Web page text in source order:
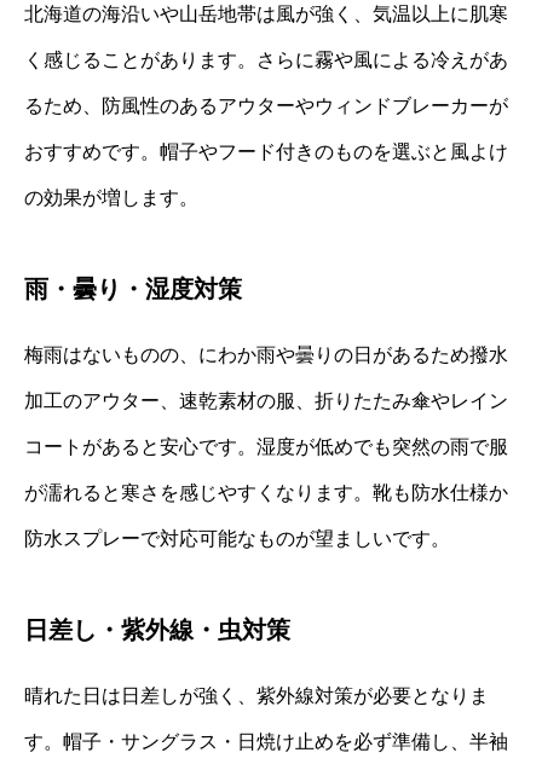
北海道の海沿いや山岳地帯は風が強く、気温以上に肌寒
く感じることがあります。さらに霧や風による冷えがあ
るため、防風性のあるアウターやウィンドブレーカーが
おすすめです。帽子やフード付きのものを選ぶと風よけ
の効果が増します。
雨・曇り・湿度対策
梅雨はないものの、にわか雨や曇りの日があるため撥水
加工のアウター、速乾素材の服、折りたたみ傘やレイン
コートがあると安心です。湿度が低めでも突然の雨で服
が濡れると寒さを感じやすくなります。靴も防水仕様か
防水スプレーで対応可能なものが望ましいです。
日差し・紫外線・虫対策
晴れた日は日差しが強く、紫外線対策が必要となりま
す。帽子・サングラス・日焼け止めを必ず準備し、半袖